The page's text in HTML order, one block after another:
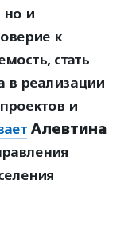
но и
к
стать
в реализации
и
Алевтина